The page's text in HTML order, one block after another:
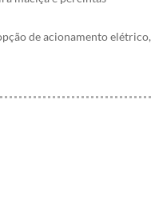
de acionamento elétrico,